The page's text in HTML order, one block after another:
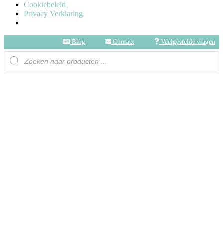
Cookiebeleid
Privacy Verklaring
Blog Contact Veelgestelde vragen